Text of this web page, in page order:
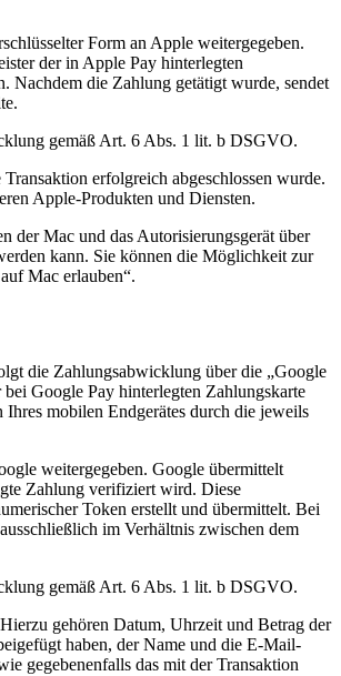
Form an Apple weitergegeben.
der in Apple Pay hinterlegten
Nachdem die Zahlung getätigt wurde, sendet
gemäß Art. 6 Abs. 1 lit. b DSGVO.
erfolgreich abgeschlossen wurde.
Apple-Produkten und Diensten.
der Mac und das Autorisierungsgerät über
kann. Sie können die Möglichkeit zur
Mac erlauben“.
die Zahlungsabwicklung über die „Google
Google Pay hinterlegten Zahlungskarte
mobilen Endgerätes durch die jeweils
weitergegeben. Google übermittelt
Zahlung verifiziert wird. Diese
Token erstellt und übermittelt. Bei
im Verhältnis zwischen dem
gemäß Art. 6 Abs. 1 lit. b DSGVO.
gehören Datum, Uhrzeit und Betrag der
haben, der Name und die E-Mail-
gegebenenfalls das mit der Transaktion